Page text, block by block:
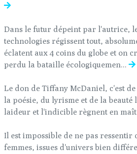
Dans le futur dépeint par l'autrice,
technologies régissent tout,
éclatent aux 4 coins du globe et on
perdu la bataille écologiquemen...
Le don de Tiffany McDaniel, c'est
la poésie, du lyrisme et de la beauté
laideur et l'indicible règnent en
Il est impossible de ne pas ressentir
femmes, issues d'univers bien